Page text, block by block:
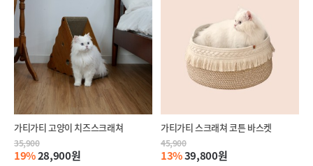
가티가티 고양이 치즈스크래쳐
35,900
19%28,900원
가티가티 스크래쳐 코튼 바스켓
45,900
13%39,800원